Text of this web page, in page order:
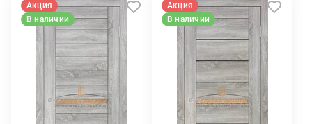
Акция
В наличии
Акция
В наличии